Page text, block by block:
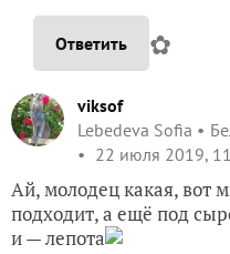
Ответить ✿
viksof
Lebedeva Sofia
22 июля 2019,
Ай, молодец какая, вот
подходит, а ещё под
и — лепота